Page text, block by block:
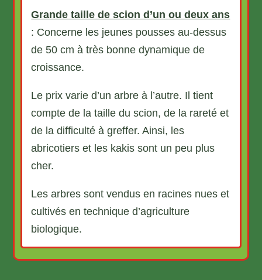
Grande taille de scion d’un ou deux ans
: Concerne les jeunes pousses au-dessus
de 50 cm à très bonne dynamique de
croissance.
Le prix varie d’un arbre à l’autre. Il tient
compte de la taille du scion, de la rareté et
de la difficulté à greffer. Ainsi, les
abricotiers et les kakis sont un peu plus
cher.
Les arbres sont vendus en racines nues et
cultivés en technique d’agriculture
biologique.